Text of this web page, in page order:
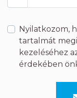
Nyilatkozom,
tartalmát
kezeléséhez
érdekében